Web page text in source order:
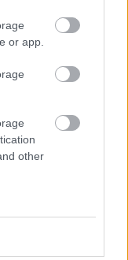
or app.
other
erőforrásait
emberiség eddigre
amelyeket
a naptól kezdve
hívta fel a figyelmet